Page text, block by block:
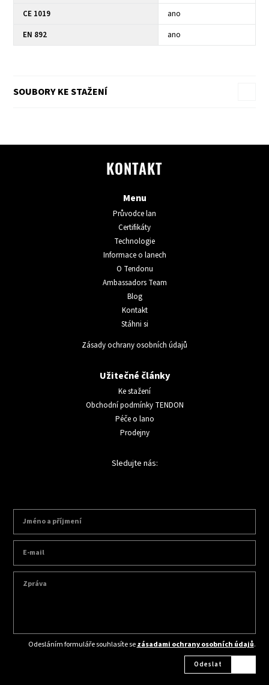
CE 1019
ano
EN 892
ano
SOUBORY KE STAŽENÍ
KONTAKT
Menu
Průvodce lan
Certifikáty
Technologie
Informace o lanech
O Tendonu
Ambassadors Team
Blog
Kontakt
Stáhni si
Zásady ochrany osobních údajů
Užitečné články
Ke stažení
Obchodní podmínky TENDON
Péče o lano
Prodejny
Sledujte nás:
Odesláním formuláře souhlasíte sezásadami ochrany osobních údajů.
Odeslat